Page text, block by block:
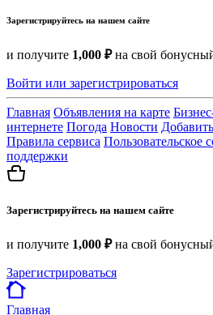
Зарегистрируйтесь на нашем сайте
и получите 1,000 ₽на свой
Войти или зарегистрироваться
Главная Объявления на карте
интернете Погода Новости
Правила сервиса Пользовательское
поддержки
Зарегистрируйтесь на нашем сайте
и получите 1,000 ₽на свой
Зарегистрироваться
Главная